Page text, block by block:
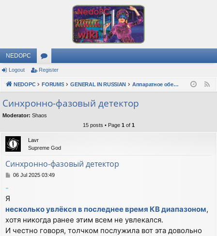
NEDOPC
or
u
s
Logout Register
NEDOPC FORUMS GENERAL IN RUSSIAN Аппаратное обеспечение
Синхронно-фазовый детектор
Moderator: Shaos
15 posts • Page 1 of 1
Lavr
Supreme God
Синхронно-фазовый детектор
P06 Jul 2025 03:49
-
Я
несколько увлёкся в последнее время КВ диапазоном,
хотя никогда ранее этим всем не увлекался.
И честно говоря, толчком послужила вот эта довольно